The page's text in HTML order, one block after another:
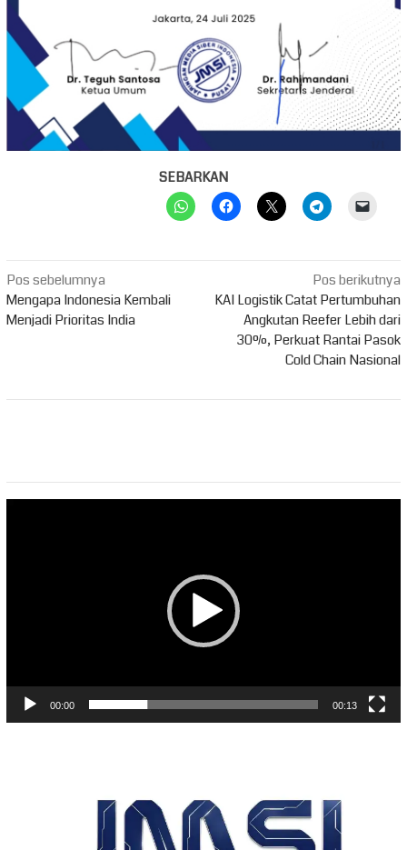
SEBARKAN
Navigasi
pos
Pos sebelumnya
Mengapa Indonesia Kembali
Menjadi Prioritas India
Pos berikutnya
KAI Logistik Catat Pertumbuhan
Angkutan Reefer Lebih dari
30%, Perkuat Rantai Pasok
Cold Chain Nasional
00:00 00:13